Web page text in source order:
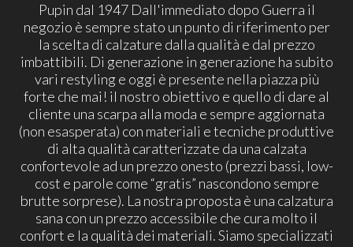
Pupin dal 1947 Dall'immediato dopo Guerra il
negozio è sempre stato un punto di riferimento per
la scelta di calzature dalla qualità e dal prezzo
imbattibili. Di generazione in generazione ha subito
vari restyling e oggi è presente nella piazza più
forte che mai! il nostro obiettivo e quello di dare al
cliente una scarpa alla moda e sempre aggiornata
(non esasperata) con materiali e tecniche produttive
di alta qualità caratterizzate da una calzata
confortevole ad un prezzo onesto (prezzi bassi, low-
cost e parole come “gratis” nascondono sempre
brutte sorprese). La nostra proposta è una calzatura
sana con un prezzo accessibile che cura molto il
confort e la qualità dei materiali. Siamo specializzati